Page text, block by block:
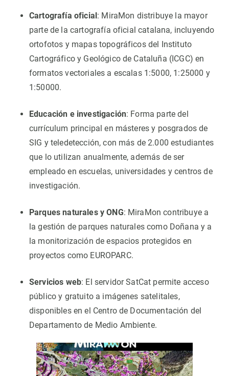
Cartografía oficial: MiraMon distribuye la mayor
parte de la cartografía oficial catalana, incluyendo
ortofotos y mapas topográficos del Instituto
Cartográfico y Geológico de Cataluña (ICGC) en
formatos vectoriales a escalas 1:5000, 1:25000 y
1:50000.
Educación e investigación: Forma parte del
currículum principal en másteres y posgrados de
SIG y teledetección, con más de 2.000 estudiantes
que lo utilizan anualmente, además de ser
empleado en escuelas, universidades y centros de
investigación.
Parques naturales y ONG: MiraMon contribuye a
la gestión de parques naturales como Doñana y a
la monitorización de espacios protegidos en
proyectos como EUROPARC.
Servicios web: El servidor SatCat permite acceso
público y gratuito a imágenes satelitales,
disponibles en el Centro de Documentación del
Departamento de Medio Ambiente.